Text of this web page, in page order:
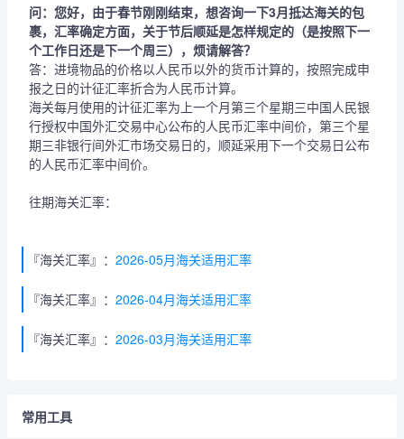
问：您好，由于春节刚刚结束，想咨询一下3月抵达海关的包
裹，汇率确定方面，关于节后顺延是怎样规定的（是按照下一
个工作日还是下一个周三），烦请解答？
答：进境物品的价格以人民币以外的货币计算的，按照完成申
报之日的计征汇率折合为人民币计算。
海关每月使用的计征汇率为上一个月第三个星期三中国人民银
行授权中国外汇交易中心公布的人民币汇率中间价，第三个星
期三非银行间外汇市场交易日的，顺延采用下一个交易日公布
的人民币汇率中间价。
往期海关汇率：
『海关汇率』： 2026-05月海关适用汇率
『海关汇率』： 2026-04月海关适用汇率
『海关汇率』： 2026-03月海关适用汇率
常用工具